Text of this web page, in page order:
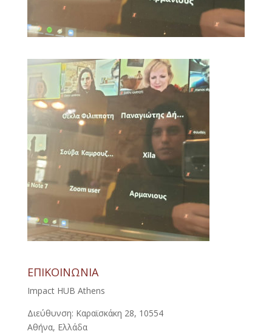
ΕΠΙΚΟΙΝΩΝΙΑ
Impact HUB Athens
Διεύθυνση: Καραϊσκάκη 28, 10554
Αθήνα, Ελλάδα